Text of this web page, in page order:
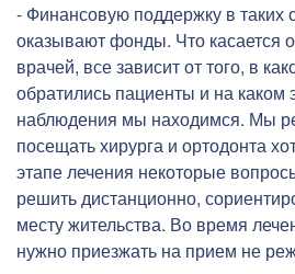
- Финансовую поддержку в таких
оказывают фонды. Что касается
врачей, все зависит от того, в
обратились пациенты и на каком
наблюдения мы находимся. Мы
посещать хирурга и ортодонта
этапе лечения некоторые
решить дистанционно,
месту жительства. Во время
нужно приезжать на прием не